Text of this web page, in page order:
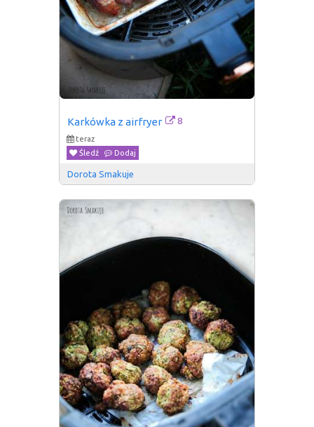
Karkówka z airfryer 8
teraz
Śledź
Dodaj
Dorota Smakuje